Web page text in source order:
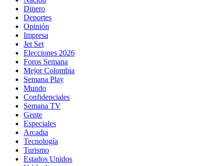
Dinero
Deportes
Opinión
Impresa
Jet Set
Elecciones 2026
Foros Semana
Mejor Colombia
Semana Play
Mundo
Confidenciales
Semana TV
Gente
Especiales
Arcadia
Tecnología
Turismo
Estados Unidos